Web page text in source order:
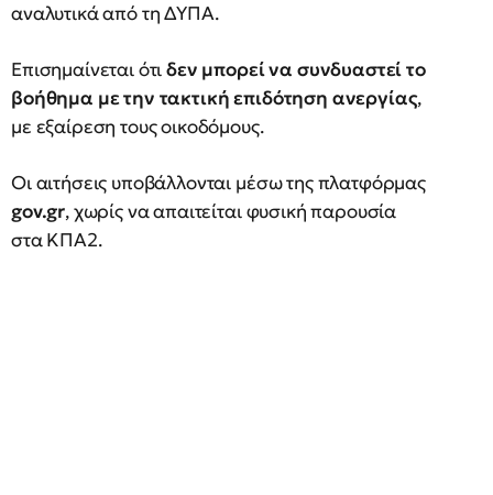
αναλυτικά από τη ΔΥΠΑ.
Επισημαίνεται ότιδεν μπορεί να συνδυαστεί το
βοήθημα με την τακτική επιδότηση ανεργίας,
με εξαίρεση τους οικοδόμους.
Οι αιτήσεις υποβάλλονται μέσω της πλατφόρμας
gov.gr, χωρίς να απαιτείται φυσική παρουσία
στα ΚΠΑ2.